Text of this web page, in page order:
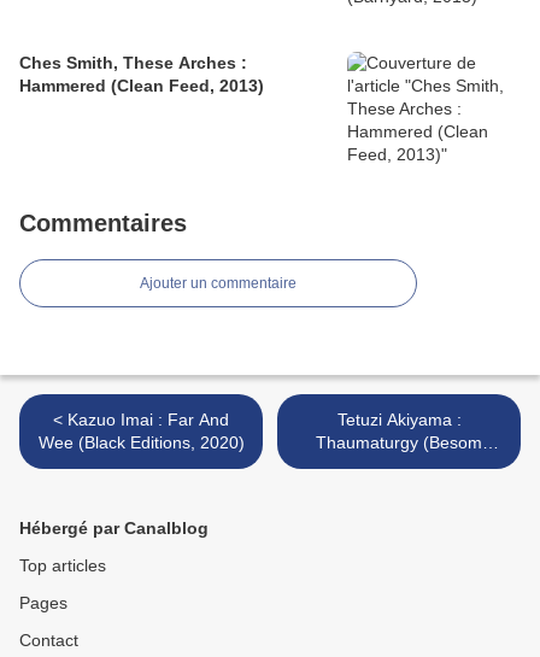
Ches Smith, These Arches :
Hammered (Clean Feed, 2013)
Commentaires
Ajouter un commentaire
< Kazuo Imai : Far And
Wee (Black Editions, 2020)
Tetuzi Akiyama :
Thaumaturgy (Besom
Press, 2020) >
Hébergé par Canalblog
Top articles
Pages
Contact